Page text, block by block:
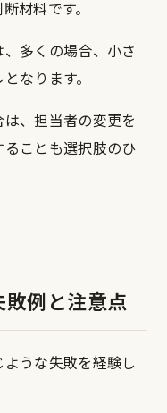
材料です。
多くの場合、小さ
なります。
、担当者の変更を
ことも選択肢のひ
例と注意点
うな失敗を経験し